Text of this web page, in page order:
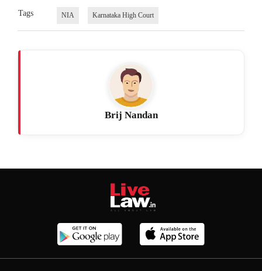
Tags NIA Karnataka High Court
Brij Nandan